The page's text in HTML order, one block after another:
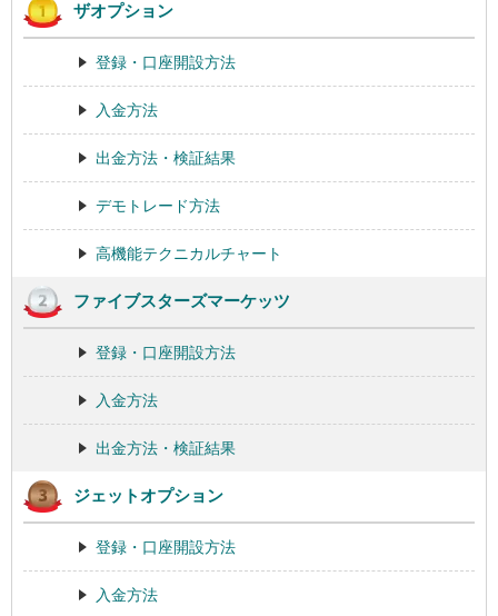
ザオプション
登録・口座開設方法
入金方法
出金方法・検証結果
デモトレード方法
高機能テクニカルチャート
ファイブスターズマーケッツ
登録・口座開設方法
入金方法
出金方法・検証結果
ジェットオプション
登録・口座開設方法
入金方法